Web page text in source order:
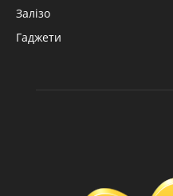
Залізо
Гаджети